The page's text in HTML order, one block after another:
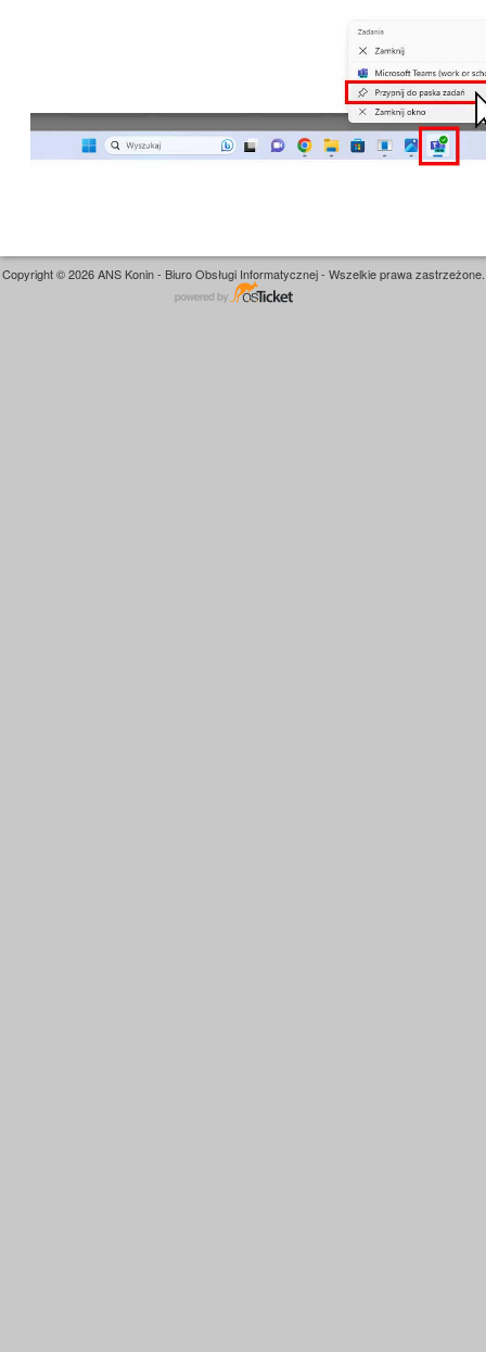
Copyright © 2026 ANS Konin - Biuro Obsługi Informatycznej - Wszelkie prawa zastrzeżone.